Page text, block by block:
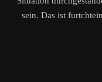
sein. Das ist